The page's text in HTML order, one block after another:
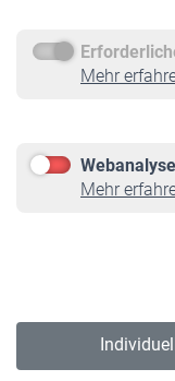
Mehr
Mehr
Service
Informationen
Online-Rechner
VBLnewsletter
Erklärung zur